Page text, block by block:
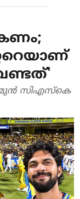
മുൻ സിഎസ്കെ